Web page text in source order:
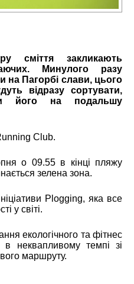
сміття закликають
Минулого разу
на Пагорбі слави, цього
відразу сортувати,
його на подальшу
Club.
о 09.55 в кінці пляжу
зелена зона.
Plogging, яка все
у світі.
екологічного та фітнес
неквапливому темпі зі
маршруту.